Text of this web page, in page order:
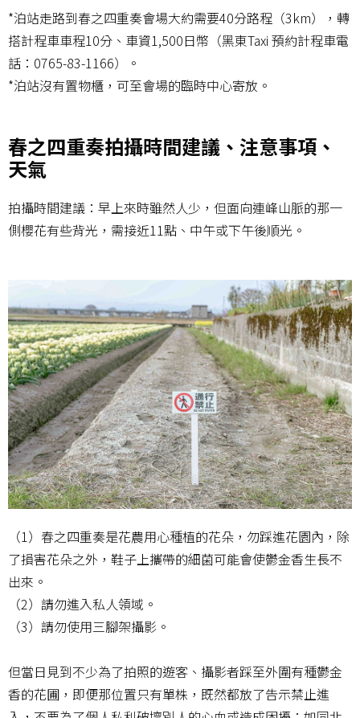
*泊站走路到春之四重奏會場大約需要40分路程（3km），轉
搭計程車車程10分、車資1,500日幣（黑東Taxi 預約計程車電
話：0765-83-1166）。
*泊站沒有置物櫃，可至會場的臨時中心寄放。
春之四重奏拍攝時間建議、注意事項、
天氣
拍攝時間建議：早上來時雖然人少，但面向連峰山脈的那一
側櫻花有些背光，需接近11點、中午或下午後順光。
（1）春之四重奏是花農用心種植的花朵，勿踩進花園內，除
了損害花朵之外，鞋子上攜帶的細菌可能會使鬱金香生長不
出來。
（2）請勿進入私人領域。
（3）請勿使用三腳架攝影。
但當日見到不少為了拍照的遊客、攝影者踩至外圍有種鬱金
香的花圃，即便那位置只有單株，既然都放了告示禁止進